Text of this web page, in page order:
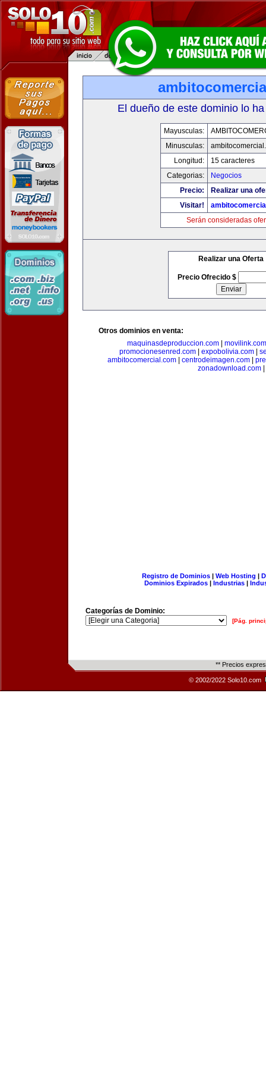
El dueño de este dominio lo
Mayusculas:
Minusculas:
Longitud:
15 caracteres
Categorias:
Negocios
Precio:
Realizar una
Visitar!
Serán consideradas
Realizar una Oferta
Precio Ofrecido $
Otros dominios en venta:
maquinasdeproduccion.com
movilink.com
promocionesenred.com| expobolivia.com|
ambitocomercial.com| centrodeimagen.com|
zonadownload.com|
Registro de Dominios| Web Hosting |
Dominios Expirados | Industrias |
Categorías de Dominio:
[Pág.
** Precios
© 2002/2022 Solo10.com